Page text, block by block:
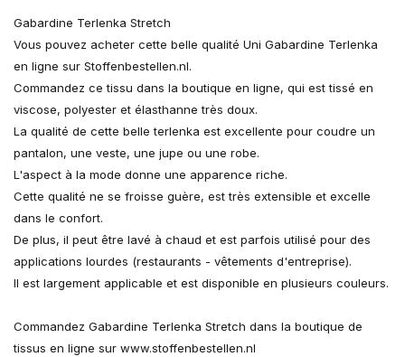
Gabardine Terlenka Stretch
Vous pouvez acheter cette belle qualité Uni Gabardine Terlenka
en ligne sur Stoffenbestellen.nl.
Commandez ce tissu dans la boutique en ligne, qui est tissé en
viscose, polyester et élasthanne très doux.
La qualité de cette belle terlenka est excellente pour coudre un
pantalon, une veste, une jupe ou une robe.
L'aspect à la mode donne une apparence riche.
Cette qualité ne se froisse guère, est très extensible et excelle
dans le confort.
De plus, il peut être lavé à chaud et est parfois utilisé pour des
applications lourdes (restaurants - vêtements d'entreprise).
Il est largement applicable et est disponible en plusieurs couleurs.
Commandez Gabardine Terlenka Stretch dans la boutique de
tissus en ligne sur www.stoffenbestellen.nl